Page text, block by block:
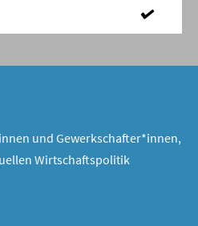
und Gewerkschafter*innen,
Wirtschaftspolitik